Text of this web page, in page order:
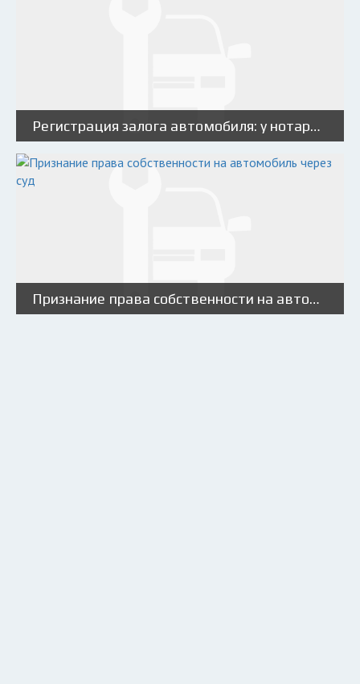
Регистрация залога автомобиля: у нотариуса, в ГИБДД
Признание права собственности на автомобиль через суд